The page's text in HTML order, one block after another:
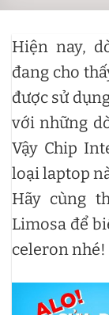
Hiện nay,
đang cho
được sử
với những
Vậy Chip
loại laptop
Hãy cùng
Limosa để
celeron nhé!